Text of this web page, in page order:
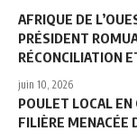
AFRIQUE DE
PRÉSIDENT
RÉCONCILIATION
juin 10, 2026
POULET LOCAL
FILIÈRE MENACÉE